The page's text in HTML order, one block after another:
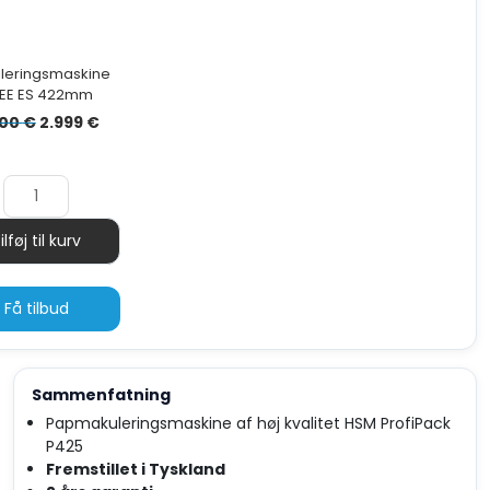
ES 422mm
€ Den
3.800 €.
2.999 €Den
2.999 €.
Antal
til kurv
Få tilbud
Sammenfatning
Papmakuleringsmaskine af høj kvalitet HSM ProfiPack
P425
Fremstillet i Tyskland